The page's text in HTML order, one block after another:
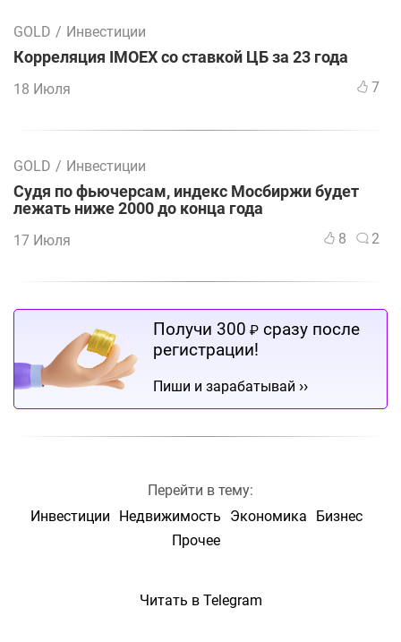
GOLD / Инвестиции
Корреляция IMOEX со ставкой ЦБ за 23 года
18 Июля 7
GOLD / Инвестиции
Судя по фьючерсам, индекс Мосбиржи будет
лежать ниже 2000 до конца года
17 Июля 8 2
Получи 300 ₽ сразу после
регистрации!
Пиши и зарабатывай ››
Перейти в тему:
Инвестиции
Недвижимость Экономика
Бизнес
Прочее
Читать в Telegram